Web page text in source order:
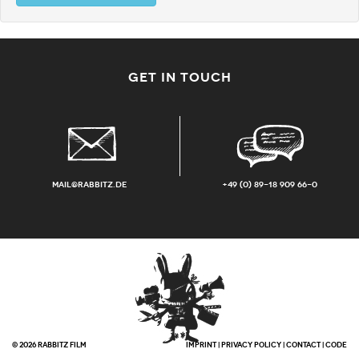
GET IN TOUCH
mail@rabbitz.de +49 (0) 89-18 909 66-0
© 2026 RABBITZ FILM IMPRINT|PRIVACY POLICY|CONTACT|CODE